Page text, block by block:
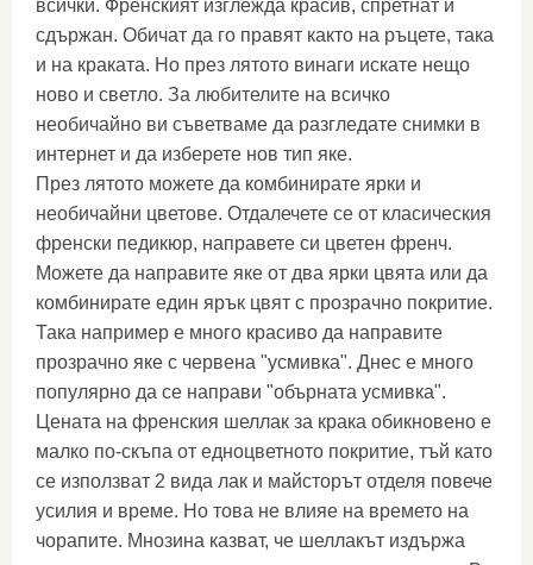
всички. Френският изглежда красив, спретнат и
сдържан. Обичат да го правят както на ръцете, така
и на краката. Но през лятото винаги искате нещо
ново и светло. За любителите на всичко
необичайно ви съветваме да разгледате снимки в
интернет и да изберете нов тип яке.
През лятото можете да комбинирате ярки и
необичайни цветове. Отдалечете се от класическия
френски педикюр, направете си цветен френч.
Можете да направите яке от два ярки цвята или да
комбинирате един ярък цвят с прозрачно покритие.
Така например е много красиво да направите
прозрачно яке с червена "усмивка". Днес е много
популярно да се направи "обърната усмивка".
Цената на френския шеллак за крака обикновено е
малко по-скъпа от едноцветното покритие, тъй като
се използват 2 вида лак и майсторът отделя повече
усилия и време. Но това не влияе на времето на
чорапите. Мнозина казват, че шеллакът издържа